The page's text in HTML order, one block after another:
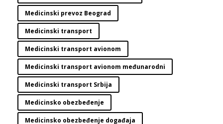
Medicinski prevoz Beograd
Medicinski transport
Medicinski transport avionom
Medicinski transport avionom međunarodni
Medicinski transport Srbija
Medicinsko obezbeđenje
Medicinsko obezbeđenje događaja